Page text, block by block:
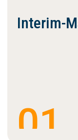
Interim-
01